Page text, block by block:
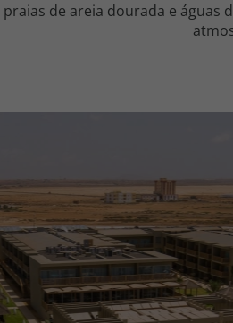
praias de areia dourada e águas